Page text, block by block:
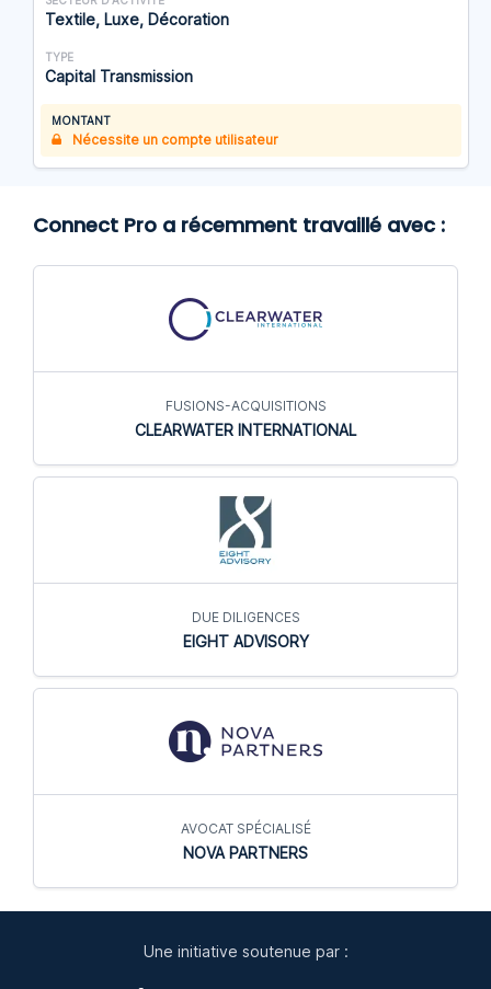
Textile, Luxe, Décoration
TYPE
Capital Transmission
MONTANT
Nécessite un compte utilisateur
Connect Pro a récemment travaillé avec :
FUSIONS-ACQUISITIONS
CLEARWATER INTERNATIONAL
DUE DILIGENCES
EIGHT ADVISORY
AVOCAT SPÉCIALISÉ
NOVA PARTNERS
Une initiative soutenue par :